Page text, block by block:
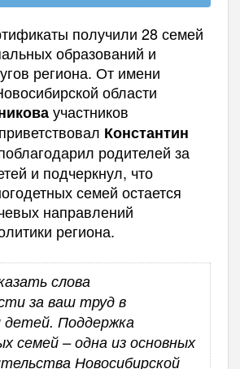
получили 28 семей
образований и
региона. От имени
области
участников
Константин
родителей за
и подчеркнул, что
семей остается
направлений
региона.
слова
за ваш труд в
детей. Поддержка
семей – одна из основных
Новосибирской